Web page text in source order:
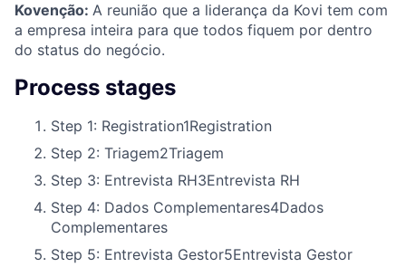
Kovenção: A reunião que a liderança da Kovi tem com
a empresa inteira para que todos fiquem por dentro
do status do negócio.
Process stages
Step 1: Registration1Registration
Step 2: Triagem2Triagem
Step 3: Entrevista RH3Entrevista RH
Step 4: Dados Complementares4Dados
Complementares
Step 5: Entrevista Gestor5Entrevista Gestor